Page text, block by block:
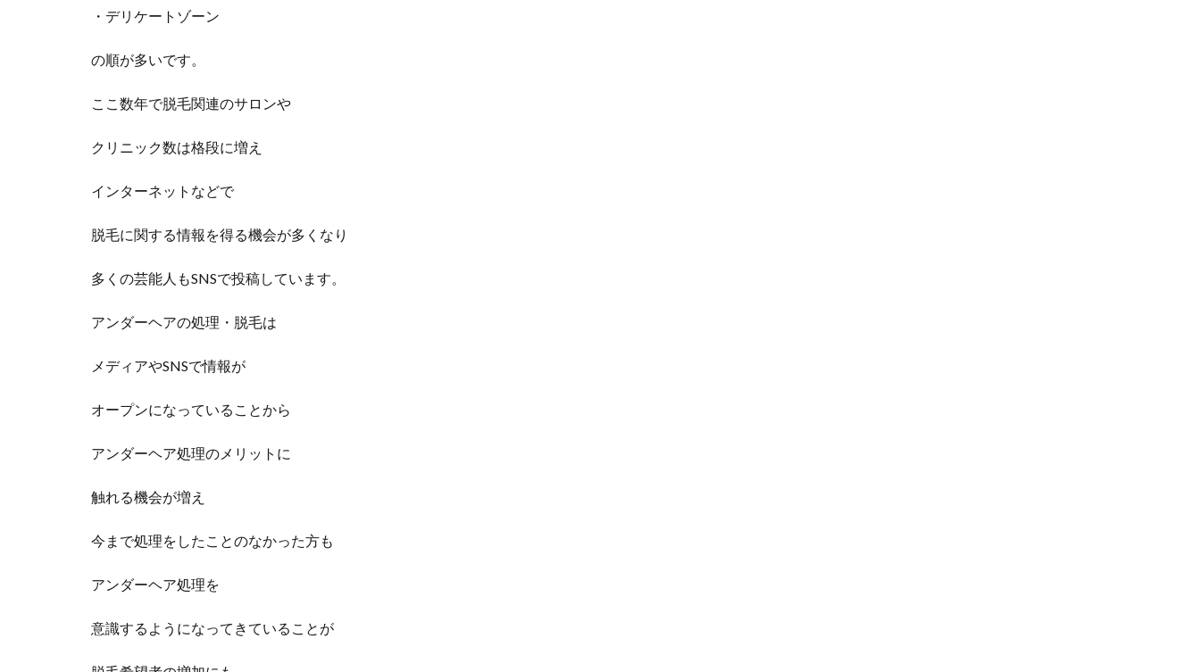
・デリケートゾーン
の順が多いです。
ここ数年で脱毛関連のサロンや
クリニック数は格段に増え
インターネットなどで
脱毛に関する情報を得る機会が多くなり
多くの芸能人もSNSで投稿しています。
アンダーヘアの処理・脱毛は
メディアやSNSで情報が
オープンになっていることから
アンダーヘア処理のメリットに
触れる機会が増え
今まで処理をしたことのなかった方も
アンダーヘア処理を
意識するようになってきていることが